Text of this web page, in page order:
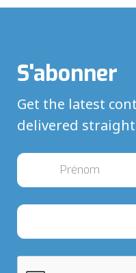
S'abonner
Get the latest
delivered